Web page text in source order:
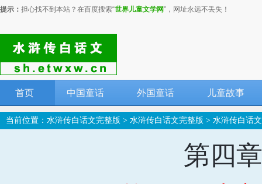
提示： 担心找不到本站？在百度搜索“世界儿童文学网”，网址永远不丢失！
首页 中国童话 外国童话 儿童故事
当前位置： 水浒传白话文完整版 > 水浒传白话文完整版 > 水浒传白话
第四